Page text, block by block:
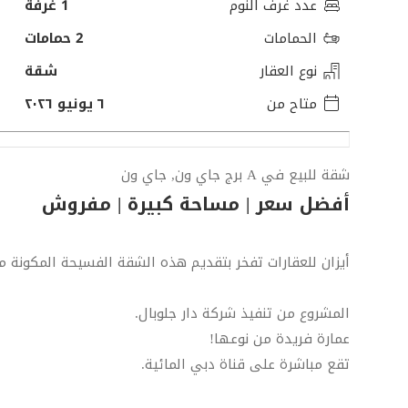
عدد غرف النوم
1 غرفة
الحمامات
2 حمامات
نوع العقار
شقة
متاح من
٦ يونيو ٢٠٢٦
شقة للبيع في A برج جاي ون, جاي ون
أفضل سعر | مساحة كبيرة | مفروش
أيزان للعقارات تفخر بتقديم هذه الشقة الفسيحة
المشروع من تنفيذ شركة دار جلوبال.
عمارة فريدة من نوعها!
تقع مباشرة على قناة دبي المائية.